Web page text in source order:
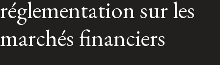
réglementation sur les
marchés financiers